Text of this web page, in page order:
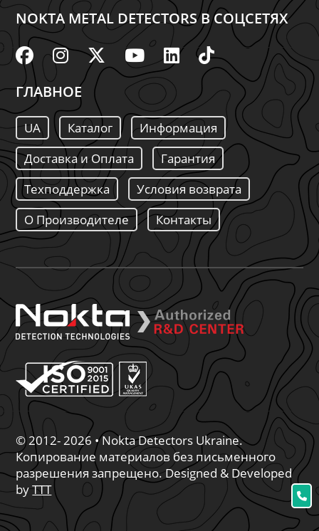
NOKTA METAL DETECTORS В СОЦСЕТЯХ
ГЛАВНОЕ
UA Каталог
Информация
Доставка и Оплата
Гарантия
Техподдержка
Условия возврата
О Производителе
Контакты
© 2012- 2026 • Nokta Detectors Ukraine.
Копирование материалов без письменного
разрешения запрещено. Designed & Developed
byTTT